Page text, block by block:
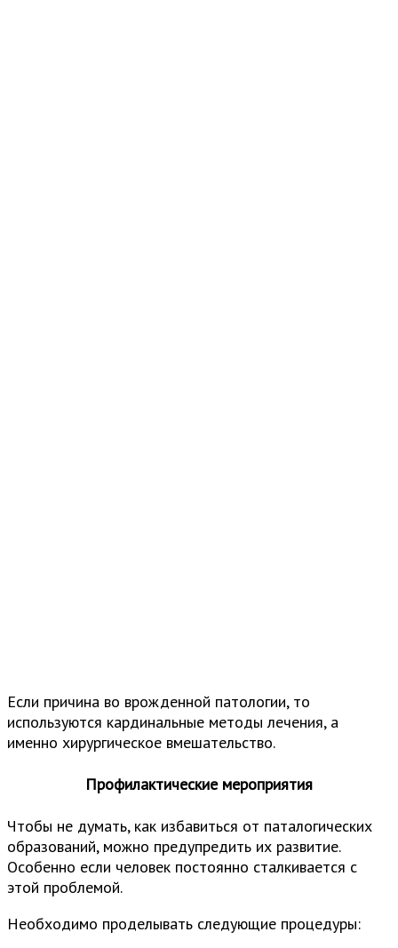
Если причина во врожденной патологии, то
используются кардинальные методы лечения, а
именно хирургическое вмешательство.
Профилактические мероприятия
Чтобы не думать, как избавиться от паталогических
образований, можно предупредить их развитие.
Особенно если человек постоянно сталкивается с
этой проблемой.
Необходимо проделывать следующие процедуры: